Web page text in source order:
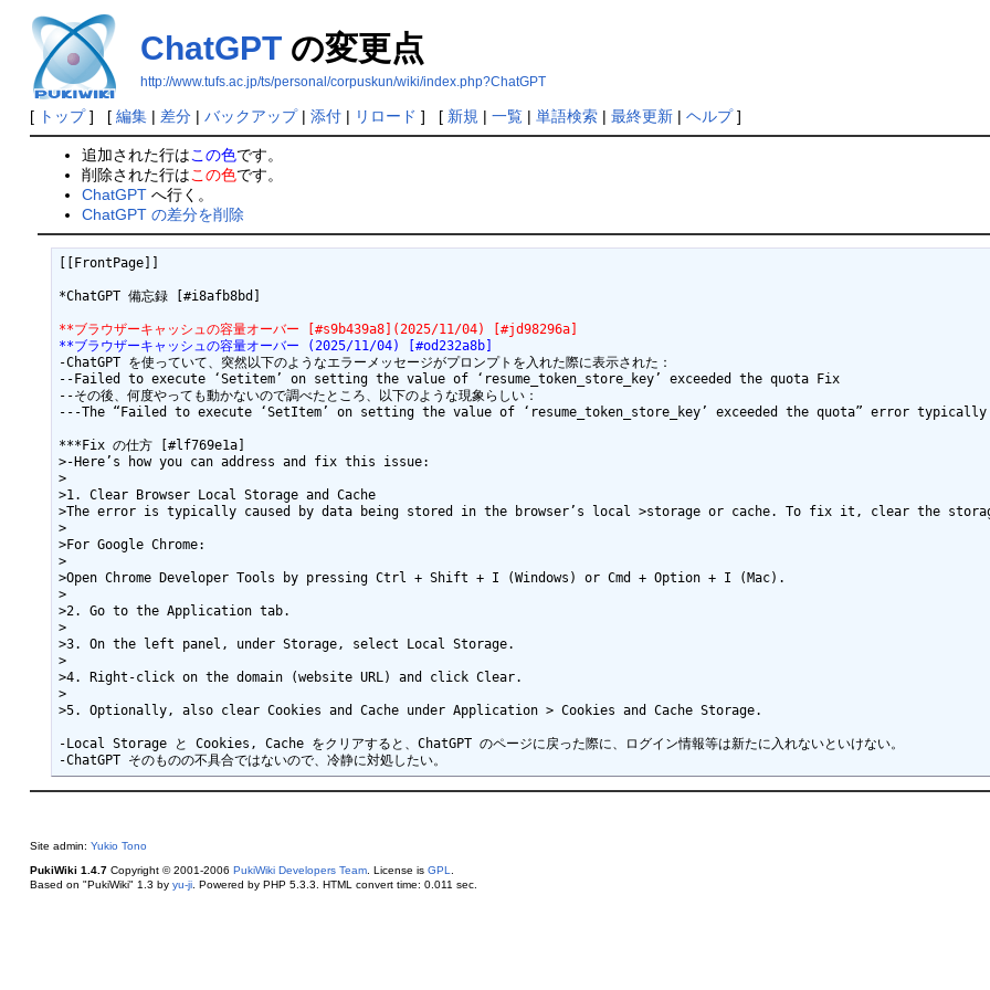
ChatGPTの変更点
http://www.tufs.ac.jp/ts/personal/corpuskun/wiki/index.php?ChatGPT
[ トップ] [ 編集| 差分| バックアップ| 添付| リロード ] [ 新規 | 一覧| 単語検索| 最終更新| ヘルプ]
追加された行はこの色です。
削除された行はこの色です。
ChatGPT へ行く。
ChatGPT の差分を削除
[[FrontPage]]
*ChatGPT 備忘録 [#i8afb8bd]
**ブラウザーキャッシュの容量オーバー [#s9b439a8](2025/11/04) [#jd98296a]
**ブラウザーキャッシュの容量オーバー (2025/11/04) [#od232a8b]
-ChatGPT を使っていて、突然以下のようなエラーメッセージがプロンプトを入れた際に表示された：
--Failed to execute ‘Setitem’ on setting the value of ‘resume_token_store_key’ exceeded the quota Fix
--その後、何度やっても動かないので調べたところ、以下のような現象らしい：
---The “Failed to execute ‘SetItem’ on setting the value of ‘resume_token_store_key’ exceeded the quota” error
***Fix の仕方 [#lf769e1a]
>-Here’s how you can address and fix this issue:
>
>1. Clear Browser Local Storage and Cache
>The error is typically caused by data being stored in the browser’s local >storage or cache. To fix it, clear the
>
>For Google Chrome:
>
>Open Chrome Developer Tools by pressing Ctrl + Shift + I (Windows) or Cmd + Option + I (Mac).
>
>2. Go to the Application tab.
>
>3. On the left panel, under Storage, select Local Storage.
>
>4. Right-click on the domain (website URL) and click Clear.
>
>5. Optionally, also clear Cookies and Cache under Application > Cookies and Cache Storage.
-Local Storage と Cookies, Cache をクリアすると、ChatGPT のページに戻った際に、ログイン情報等は新たに入れないといけない。
Site admin: Yukio Tono
PukiWiki 1.4.7Copyright © 2001-2006 PukiWiki Developers Team. License is GPL
Based on "PukiWiki" 1.3 by yu-ji. Powered by PHP 5.3.3. HTML convert time: 0.011 sec.